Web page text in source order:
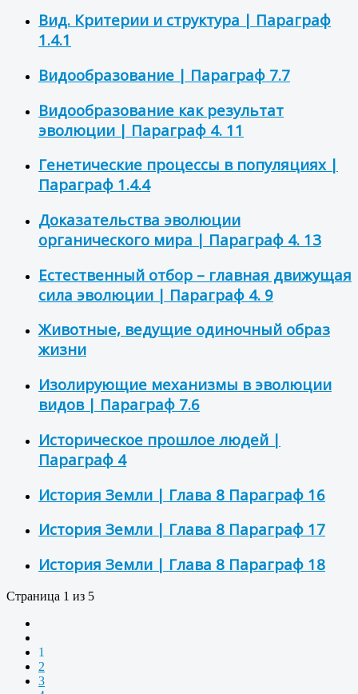
Вид. Критерии и структура | Параграф
1.4.1
Видообразование | Параграф 7.7
Видообразование как результат
эволюции | Параграф 4. 11
Генетические процессы в популяциях |
Параграф 1.4.4
Доказательства эволюции
органического мира | Параграф 4. 13
Естественный отбор – главная движущая
сила эволюции | Параграф 4. 9
Животные, ведущие одиночный образ
жизни
Изолирующие механизмы в эволюции
видов | Параграф 7.6
Историческое прошлое людей |
Параграф 4
История Земли | Глава 8 Параграф 16
История Земли | Глава 8 Параграф 17
История Земли | Глава 8 Параграф 18
Страница 1 из 5
1
2
3